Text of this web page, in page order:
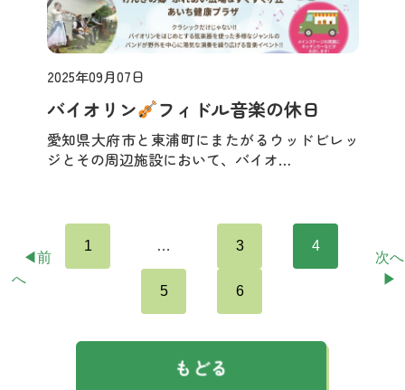
2025年09月07日
バイオリン フィドル音楽の休日
愛知県大府市と東浦町にまたがるウッドビレッ
ジとその周辺施設において、バイオ…
◀前
へ
1 … 3 4
5 6
次へ
▶